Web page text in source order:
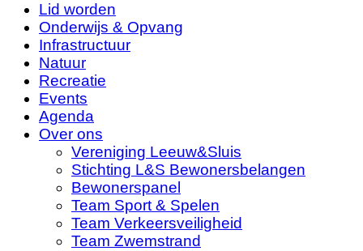
Lid worden
Onderwijs & Opvang
Infrastructuur
Natuur
Recreatie
Events
Agenda
Over ons
Vereniging Leeuw&Sluis
Stichting L&S Bewonersbelangen
Bewonerspanel
Team Sport & Spelen
Team Verkeersveiligheid
Team Zwemstrand